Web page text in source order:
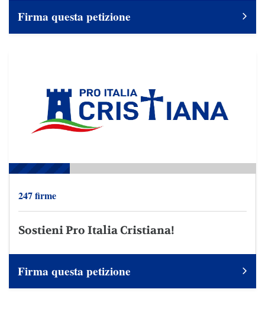
Firma questa petizione
247 firme
Sostieni Pro Italia Cristiana!
Firma questa petizione